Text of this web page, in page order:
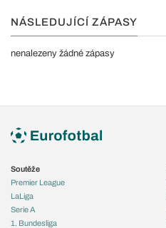
NÁSLEDUJÍCÍ ZÁPASY
nenalezeny žádné zápasy
Soutěže
Premier League
LaLiga
Serie A
1. Bundesliga